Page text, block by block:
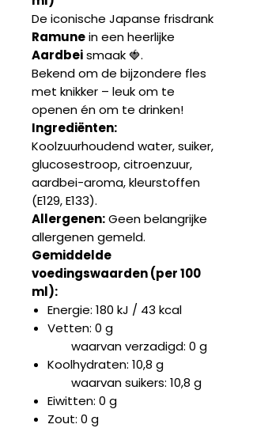
De iconische Japanse frisdrank
Ramunein een heerlijke
Aardbeismaak 🍓.
Bekend om de bijzondere fles
met knikker – leuk om te
openen én om te drinken!
Ingrediënten:
Koolzuurhoudend water, suiker,
glucosestroop, citroenzuur,
aardbei-aroma, kleurstoffen
(E129, E133).
Allergenen:Geen belangrijke
allergenen gemeld.
Gemiddelde
voedingswaarden (per 100
ml):
Energie: 180 kJ / 43 kcal
Vetten: 0 g
waarvan verzadigd: 0 g
Koolhydraten: 10,8 g
waarvan suikers: 10,8 g
Eiwitten: 0 g
Zout: 0 g